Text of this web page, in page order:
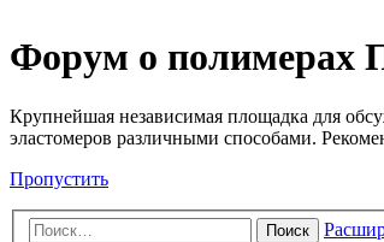
Форум о полимерах
Крупнейшая независимая площадка для
эластомеров различными способами.
Пропустить
Поиск